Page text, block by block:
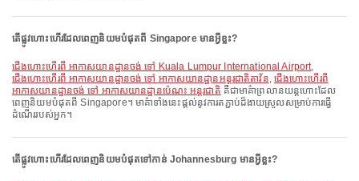
តើផ្លូវហោះហើរដែលពេញនិយមបំផុតពី Singapore មានអ្វីខ្លះ?
ជើងហោះហើរពី អាកាសយានដ្ឋានចង់ ទៅ Kuala Lumpur International Airport,
ជើងហោះហើរពី អាកាសយានដ្ឋានចង់ ទៅ អាកាសយានដ្ឋានអន្តរជាតិតាវ័ន,ជើងហោះហើរពី
អាកាសយានដ្ឋានចង់ ទៅ អាកាសយានដ្ឋានប៉េណះ អន្តរជាតិ គឺជាមាគ៌ាព្រលានយន្តហោះដែល
ពេញនិយមបំផុតពី Singapore។ មាគ៌ាទាំងនេះផ្តល់នូវការតភ្ជាប់ដ៏ងាយស្រួលសម្រាប់ការធ្វើ
ដំណើររបស់អ្នក។
តើផ្លូវហោះហើរដែលពេញនិយមបំផុតទៅកាន់ Johannesburg មានអ្វីខ្លះ?